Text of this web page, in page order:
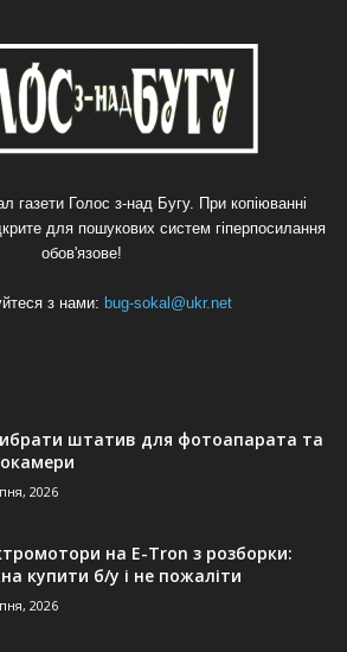
газети Голос з-над Бугу. При копіюванні
для пошукових систем гіперпосилання
обов'язове!
з нами: bug-sokal@ukr.net
штатив для фотоапарата та
2026
на E-Tron з розборки:
купити б/у і не пожаліти
2026